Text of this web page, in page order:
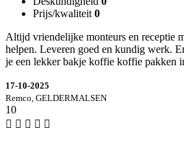
Prijs/kwaliteit 0
Altijd vriendelijke monteurs en receptie
helpen. Leveren goed en kundig werk.
je een lekker bakje koffie koffie pakken
17-10-2025
Remco, GELDERMALSEN
10